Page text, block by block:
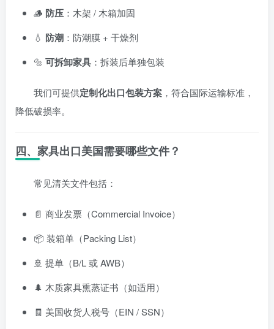
🪵 防压 ：木架 / 木箱加固
💧 防潮 ：防潮膜 + 干燥剂
🔩 可拆卸家具 ：拆装后单独包装
我们可提供定制化出口包装方案 ，符合国际运输标准，
降低破损率。
四、家具出口美国需要哪些文件？
常见清关文件包括：
📄 商业发票（Commercial Invoice）
📦 装箱单（Packing List）
🚢 提单（B/L 或 AWB）
🌲 木质家具熏蒸证书（如适用）
🧾 美国收货人税号（EIN / SSN）